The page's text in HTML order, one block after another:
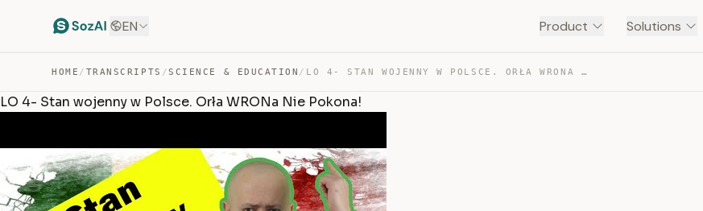
EN Product Solutions
HOME / TRANSCRIPTS /SCIENCE & EDUCATION / LO 4- STAN WOJENNY W POLSCE. ORŁA WRONA NIE POKONA! — TRANSCRIPT
LO 4- Stan wojenny w Polsce. Orła WRONa Nie Pokona!